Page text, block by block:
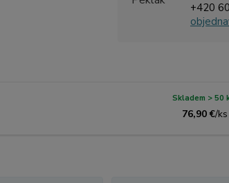
+420
76,90 €/ks
Skladem > 50